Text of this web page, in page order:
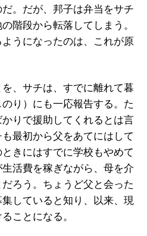
。だが、邦子は弁当をサチ
階段から転落してしまう。
うになったのは、これが原
、サチは、すでに離れて暮
り）にも一応報告する。た
りで援助してくれるとは言
最初から父をあてにはして
きにはすでに学校もやめて
活費を稼ぎながら、母を介
ろう。ちょうど父と会った
していると知り、以来、現
ことになる。